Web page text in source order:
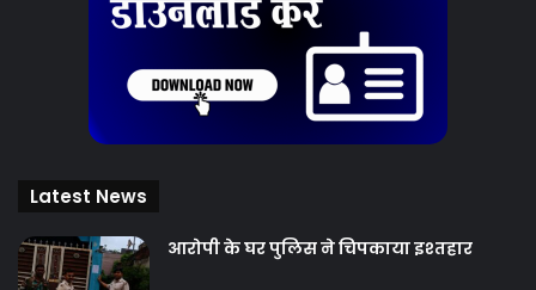
Latest News
आरोपी के घर पुलिस ने चिपकाया इश्तहार